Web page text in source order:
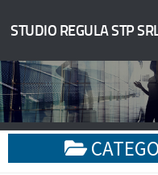
STUDIO REGULA STP